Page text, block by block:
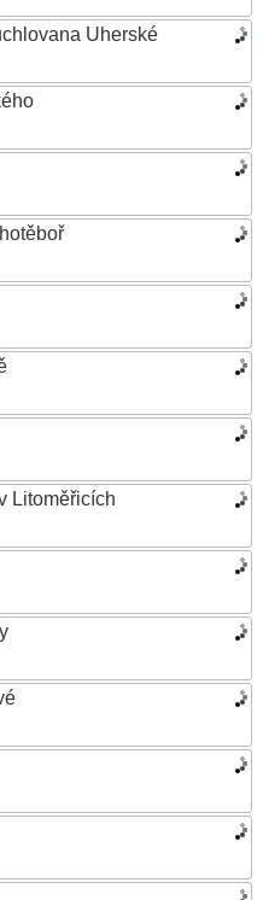
Uherské
Litoměřicích